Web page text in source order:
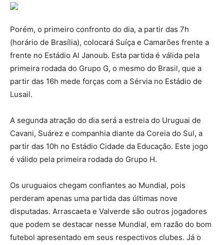
Porém, o primeiro confronto do dia, a partir das 7h
(horário de Brasília), colocará Suíça e Camarões frente a
frente no Estádio Al Janoub. Esta partida é válida pela
primeira rodada do Grupo G, o mesmo do Brasil, que a
partir das 16h mede forças com a Sérvia no Estádio de
Lusail.
A segunda atração do dia será a estreia do Uruguai de
Cavani, Suárez e companhia diante da Coreia do Sul, a
partir das 10h no Estádio Cidade da Educação. Este jogo
é válido pela primeira rodada do Grupo H.
Os uruguaios chegam confiantes ao Mundial, pois
perderam apenas uma partida das últimas nove
disputadas. Arrascaeta e Valverde são outros jogadores
que podem se destacar nesse Mundial, em razão do bom
futebol apresentado em seus respectivos clubes. Já o